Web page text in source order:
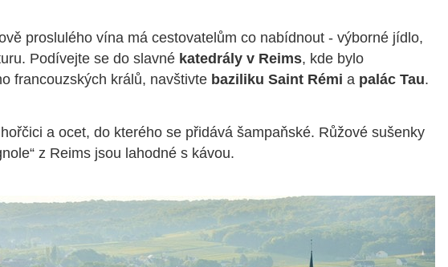
proslulého vína má cestovatelům co nabídnout - výborné jídlo,
Podívejte se do slavné katedrály v Reims, kde bylo
francouzských králů, navštivte baziliku Saint Rémi a palác Tau.
a ocet, do kterého se přidává šampaňské. Růžové sušenky
z Reims jsou lahodné s kávou.